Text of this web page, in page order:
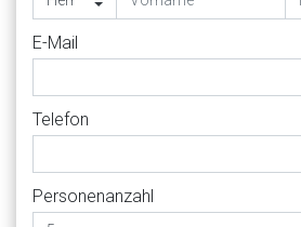
E-Mail
Telefon
Personenanzahl